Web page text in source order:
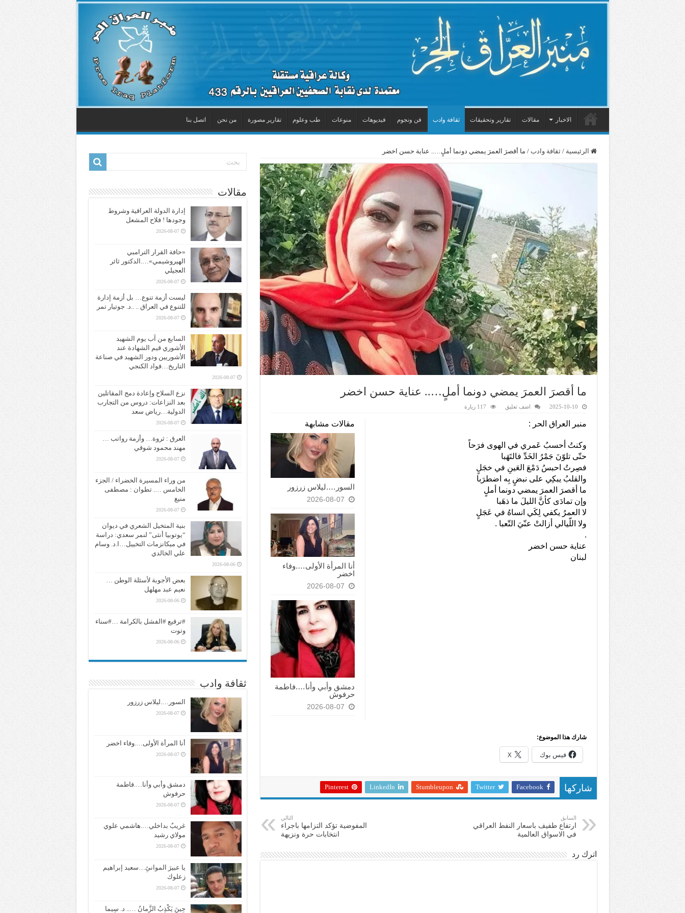
الاخبار مقالات تقارير وتحقيقات ثقافة وادب فن ونجوم فيديوهات منوعات طب وعلوم تقارير مصورة من نحن اتصل بنا
الرئيسية / ثقافة وادب / ما أقصرَ العمرَ يمضي دونما أملٍ….. عناية حسن اخضر
ما أقصرَ العمرَ يمضي دونما أملٍ….. عناية حسن اخضر
2025-10-10 اضف تعليق 117 زيارة
مقالات مشابهة
السور….ليلاس زرزور
2026-08-07
أنا المرأة الأولى….وفاء
اخضر
2026-08-07
دمشق وأبي وأنا….فاطمة
حرفوش
2026-08-07
منبر العراق الحر :
‏وكنتُ أحسبُ عَمري في الهوى فرَحاً
حتّى تلوّنَ جَمْرُ الخَدِّ فالتَهَبا
فصِرتُ احبسُ دَمْعَ العَينِ في خجَلٍ
والقلبُ يبكِي على نبضٍ بِه اضطرَبا
ما أقصرَ العمرَ يمضي دونما أملٍ
وإن تمادَى كأنَّ الليلَ ما ذهَبا
لا العمرُ يكفي لِكَي انساهُ في عَجَلٍ
ولا اللّيالي أزالتْ عنّيَ التّعبا .
.
عناية حسن اخضر
لبنان
شارك هذا الموضوع:
فيس بوك X
شاركها Facebook
Twitter
Stumbleupon
LinkedIn
Pinterest
السابق
ارتفاع طفيف باسعار النفط العراقي
في الاسواق العالمية
التالي
المفوضية تؤكد التزامها باجراء
انتخابات حرة ونزيهة
اترك رد
مقالات
إدارة الدولة العراقية وشروط
وجودها ! فلاح المشعل
2026-08-07
«حافة القرار الترامبي
الهيروشيمي»….الدكتور ثائر
العجيلي
2026-08-07
ليست أزمة تنوع… بل أزمة إدارة
للتنوع في العراق .. ..د. جوتيار تمر
2026-08-07
السابع من آب يوم الشهيد
الأشوري قيم الشهادة عند
الأشوريين ودور الشهيد في صناعة
التاريخ…فواد الكنجي
2026-08-07
نزع السلاح وإعادة دمج المقاتلين
بعد النزاعات: دروس من التجارب
الدولية…رياض سعد
2026-08-07
العرق : ثروة… وأزمة رواتب …
مهند محمود شوقي
2026-08-07
من وراء المسيرة الخضراء / الجزء
الخامس …. تطوان : مصطفى
منيغ
2026-08-07
بنية المتخيل الشعري في ديوان
“يوتوبيا أنثى” لنمر سعدي: دراسة
في ميكانزمات التخييل…ا.د. وسام
علي الخالدي
2026-08-06
بعض الأجوبة لأسئلة الوطن …
نعيم عبد مهلهل
2026-08-06
#ترقيع #الفشل بالكرامة …#سناء
وتوت
2026-08-06
ثقافة وادب
السور….ليلاس زرزور
2026-08-07
أنا المرأة الأولى….وفاء اخضر
2026-08-07
دمشق وأبي وأنا….فاطمة
حرفوش
2026-08-07
غريبٌ بداخلي….هاشمي علوي
مولاي رشيد
2026-08-07
يا عبيرَ الموانئِ…سعيد إبراهيم
زعلوك
2026-08-07
حِينَ يَكْذِبُ الزَّمانُ ….. د. سِيما